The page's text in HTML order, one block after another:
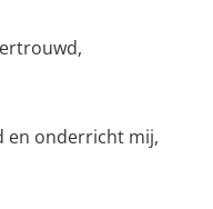
en onderricht mij,